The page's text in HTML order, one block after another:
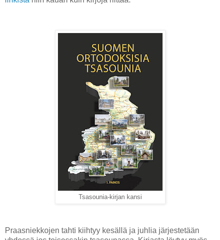
Tsasounia-kirjan kansi
Praasniekkojen tahti kiihtyy kesällä ja juhlia järjestetään